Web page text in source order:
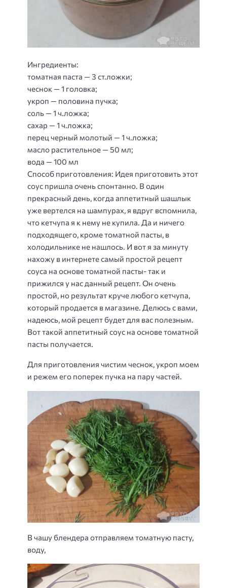
Ингредиенты:
томатная паста — 3 ст.ложки;
чеснок — 1 головка;
укроп — половина пучка;
соль — 1 ч.ложка;
сахар — 1 ч.ложка;
перец черный молотый — 1 ч.ложка;
масло растительное — 50 мл;
вода — 100 мл
Способ приготовления: Идея приготовить этот
соус пришла очень спонтанно. В один
прекрасный день, когда аппетитный шашлык
уже вертелся на шампурах, я вдруг вспомнила,
что кетчупа я к нему не купила. Да и ничего
подходящего, кроме томатной пасты, в
холодильнике не нашлось. И вот я за минуту
нахожу в интернете самый простой рецепт
соуса на основе томатной пасты- так и
прижился у нас данный рецепт. Он очень
простой, но результат круче любого кетчупа,
который продается в магазине. Делюсь с вами,
надеюсь, мой рецепт будет для вас полезным.
Вот такой аппетитный соус на основе томатной
пасты получается.
Для приготовления чистим чеснок, укроп моем
и режем его поперек пучка на пару частей.
В чашу блендера отправляем томатную пасту,
воду,